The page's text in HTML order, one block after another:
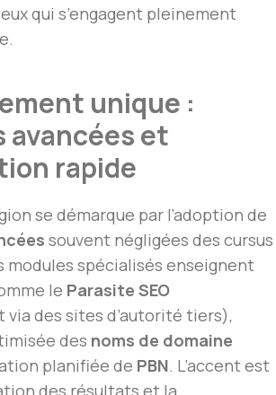
qui s’engagent pleinement
unique :
avancées et
rapide
se démarque par l’adoption de
souvent négligées des cursus
modules spécialisés enseignent
le Parasite SEO
des sites d’autorité tiers),
des noms de domaine
planifiée de PBN. L’accent est
des résultats et la